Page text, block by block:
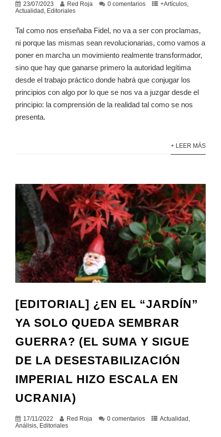
23/07/2023 Red Roja 0 comentarios +Artículos,
Actualidad , Editoriales
Tal como nos enseñaba Fidel, no va a ser con proclamas,
ni porque las mismas sean revolucionarias, como vamos a
poner en marcha un movimiento realmente transformador,
sino que hay que ganarse primero la autoridad legítima
desde el trabajo práctico donde habrá que conjugar los
principios con algo por lo que se nos va a juzgar desde el
principio: la comprensión de la realidad tal como se nos
presenta.
+ LEER MÁS
[EDITORIAL] ¿EN EL “JARDÍN”
YA SOLO QUEDA SEMBRAR
GUERRA? (EL SUMA Y SIGUE
DE LA DESESTABILIZACIÓN
IMPERIAL HIZO ESCALA EN
UCRANIA)
17/11/2022 Red Roja 0 comentarios Actualidad ,
Análisis, Editoriales